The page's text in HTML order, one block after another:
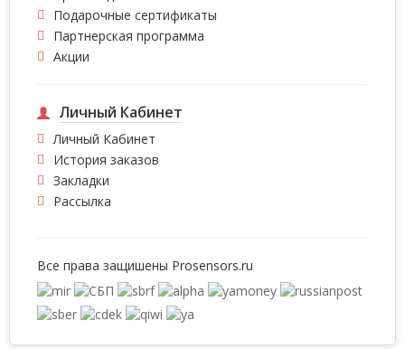
Подарочные сертификаты
Партнерская программа
Акции
Личный Кабинет
Личный Кабинет
История заказов
Закладки
Рассылка
Все права защишены Prosensors.ru